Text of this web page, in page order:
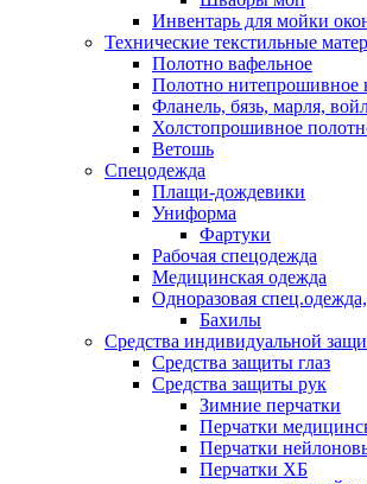
Инвентарь для мойки
Технические текстильные
Полотно вафельное
Полотно нитепрошивное
Фланель, бязь, марля,
Холстопрошивное
Ветошь
Спецодежда
Плащи-дождевики
Униформа
Фартуки
Рабочая спецодежда
Медицинская одежда
Одноразовая
Бахилы
Средства индивидуальной
Средства защиты глаз
Средства защиты рук
Зимние перчатки
Перчатки
Перчатки
Перчатки ХБ